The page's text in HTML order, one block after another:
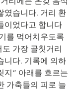
였습니다. 거리 환
이었다고 합니다
를 먹어치우도록
가장 골칫거리
니다. 기록에 의하
지” 아래를 흐르는
가축들의 피로 늘